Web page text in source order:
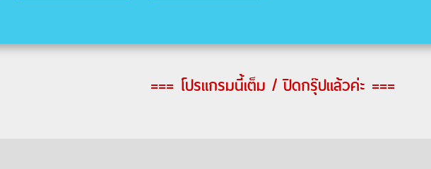
=== โปรแกรมนี้เต็ม / ปิดกรุ๊ปแล้วค่ะ ===